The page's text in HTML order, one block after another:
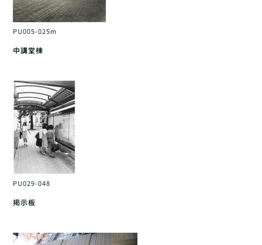
PU005-025m
中講堂棟
PU029-048
掲示板